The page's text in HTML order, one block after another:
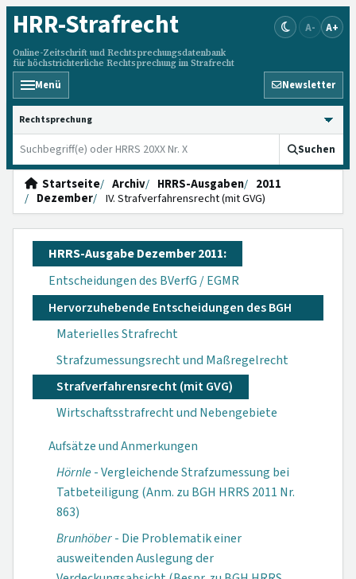
HRR-Strafrecht
Online-Zeitschrift und Rechtsprechungsdatenbank
für höchstrichterliche Rechtsprechung im Strafrecht
A- A+
Menü Newsletter
HRRS durchsuchen
Suchen
Startseite Archiv HRRS-Ausgaben
2011
Dezember
IV. Strafverfahrensrecht (mit GVG)
HRRS-Ausgabe Dezember 2011:
Entscheidungen des BVerfG / EGMR
Hervorzuhebende Entscheidungen des BGH
Materielles Strafrecht
Strafzumessungsrecht und Maßregelrecht
Strafverfahrensrecht (mit GVG)
Wirtschaftsstrafrecht und Nebengebiete
Aufsätze und Anmerkungen
Hörnle- Vergleichende Strafzumessung bei
Tatbeteiligung (Anm. zu BGH HRRS 2011 Nr.
863)
Brunhöber- Die Problematik einer
ausweitenden Auslegung der